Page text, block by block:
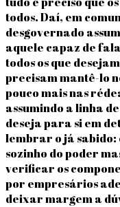
todos. Daí, em
desgovernado
aquele capaz de
todos os que
precisam mantê-lo
pouco mais nas
assumindo a linha
deseja para si em
lembrar o já sabido:
sozinho do poder
verificar os
por empresários
deixar margem a